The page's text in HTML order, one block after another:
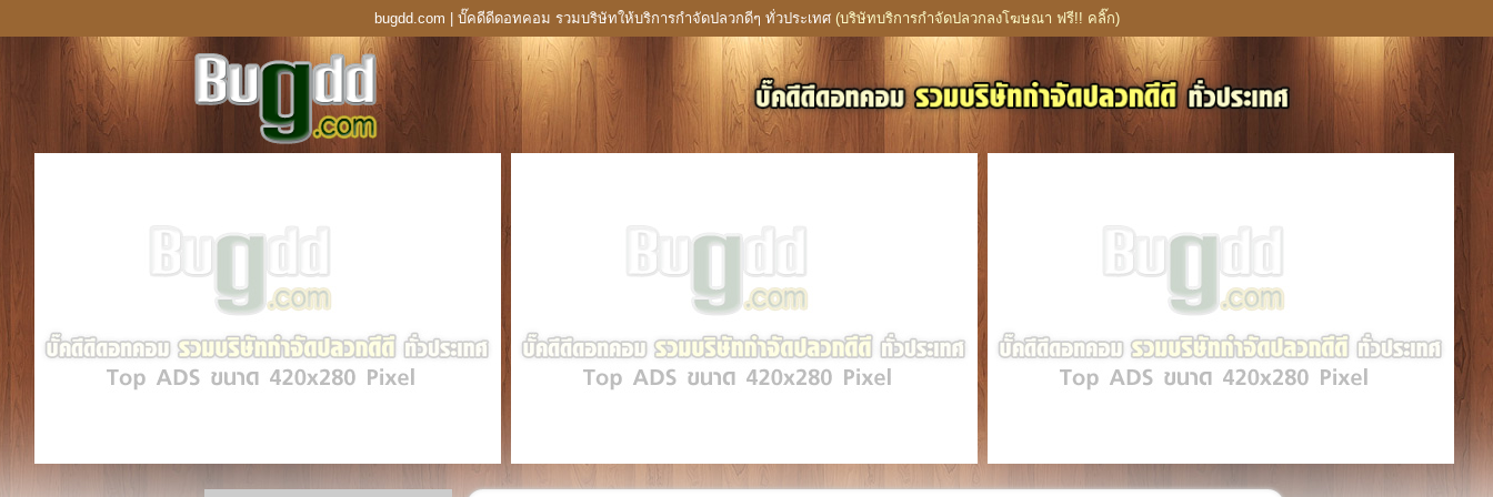
bugdd.com | บั๊คดีดีดอทคอม รวมบริษัทให้บริการกำจัดปลวกดีๆ ทั่วประเทศ (บริษัทบริการกำจัดปลวกลงโฆษณา ฟรี!! คลิ๊ก)